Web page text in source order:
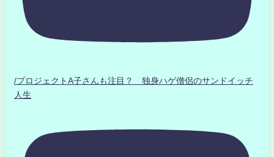
/プロジェクトA子さんも注目？ 独身ハゲ僧侶のサンドイッチ
人生